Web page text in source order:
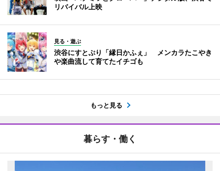
リバイバル上映
見る・遊ぶ
渋谷にすとぷり「縁日かふぇ」 メンカラたこやき
や楽曲流して育てたイチゴも
もっと見る
暮らす・働く